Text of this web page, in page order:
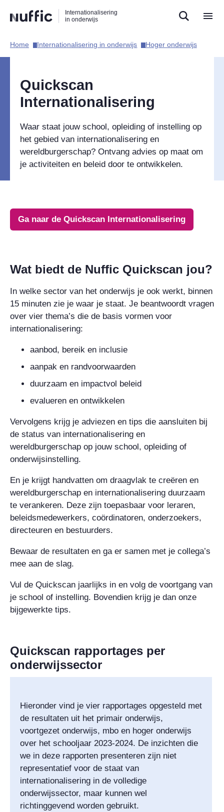
naar
zoekfunctie
naar
hoofdnavigatie
naar
inhoud
Internationalisering
in onderwijs
Hoofdnavigatie
Home​ Internationalisering in onderwijs​ Hoger onderwijs​
Quickscan
Internationalisering
Waar staat jouw school, opleiding of instelling op
het gebied van internationalisering en
wereldburgerschap? Ontvang advies op maat om
je activiteiten en beleid door te ontwikkelen.
Ga naar de Quickscan Internationalisering
Wat biedt de Nuffic Quickscan jou?
In welke sector van het onderwijs je ook werkt, binnen
15 minuten zie je waar je staat. Je beantwoordt vragen
over vier thema’s die de basis vormen voor
internationalisering:
aanbod, bereik en inclusie
aanpak en randvoorwaarden
duurzaam en impactvol beleid
evalueren en ontwikkelen
Vervolgens krijg je adviezen en tips die aansluiten bij
de status van internationalisering en
wereldburgerschap op jouw school, opleiding of
onderwijsinstelling.
En je krijgt handvatten om draagvlak te creëren en
wereldburgerschap en internationalisering duurzaam
te verankeren. Deze zijn toepasbaar voor leraren,
beleidsmedewerkers, coördinatoren, onderzoekers,
directeuren en bestuurders.
Bewaar de resultaten en ga er samen met je collega’s
mee aan de slag.
Vul de Quickscan jaarlijks in en volg de voortgang van
je school of instelling. Bovendien krijg je dan onze
bijgewerkte tips.
Quickscan rapportages per
onderwijssector
Hieronder vind je vier rapportages opgesteld met
de resultaten uit het primair onderwijs,
voortgezet onderwijs, mbo en hoger onderwijs
over het schooljaar 2023-2024. De inzichten die
we in deze rapporten presenteren zijn niet
representatief voor de staat van
internationalisering in de volledige
onderwijssector, maar kunnen wel
richtinggevend worden gebruikt.